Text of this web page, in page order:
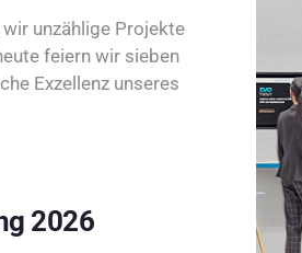
unzählige Projekte
feiern wir sieben
Exzellenz unseres
2026